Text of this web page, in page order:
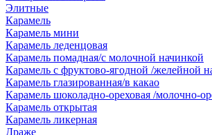
Элитные
Карамель
Карамель мини
Карамель леденцовая
Карамель помадная/с молочной начинкой
Карамель с фруктово-ягодной /желейной
Карамель глазированная/в какао
Карамель шоколадно-ореховая /молочно-
Карамель открытая
Карамель ликерная
Драже